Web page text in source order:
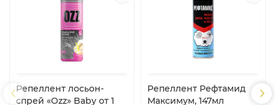
Репеллент лосьон-
спрей «Ozz» Baby от 1
Репеллент Рефтамид
Максимум, 147мл